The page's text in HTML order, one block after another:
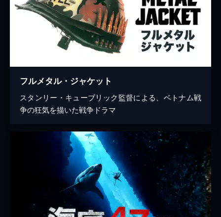
フルメタル・ジャケット
スタンリー・キューブリック監督による、ベトナム戦
争の狂気を描いた戦争ドラマ